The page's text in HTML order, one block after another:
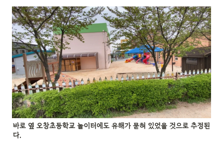
바로 옆 오창초등학교 놀이터에도 유해가 묻혀 있었을 것으로 추정된
다.